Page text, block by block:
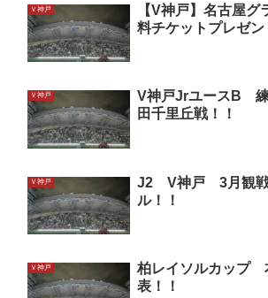
Ｖ神戸
【V神戸】名古屋
料チケットプレゼン
Ｖ神戸
V神戸JrユースB
田千里丘戦！！
Ｖ神戸
J2 V神戸 3月観戦
ル！！
Ｖ神戸
柏レイソルカップ
表！！